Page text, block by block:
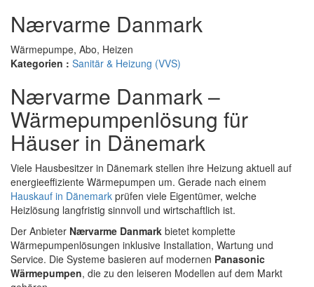
Nærvarme Danmark
Wärmepumpe, Abo, Heizen
Kategorien : Sanitär & Heizung (VVS)
Nærvarme Danmark –
Wärmepumpenlösung für
Häuser in Dänemark
Viele Hausbesitzer in Dänemark stellen ihre Heizung aktuell auf
energieeffiziente Wärmepumpen um. Gerade nach einem
Hauskauf in Dänemark prüfen viele Eigentümer, welche
Heizlösung langfristig sinnvoll und wirtschaftlich ist.
Der Anbieter Nærvarme Danmark bietet komplette
Wärmepumpenlösungen inklusive Installation, Wartung und
Service. Die Systeme basieren auf modernen Panasonic
Wärmepumpen, die zu den leiseren Modellen auf dem Markt